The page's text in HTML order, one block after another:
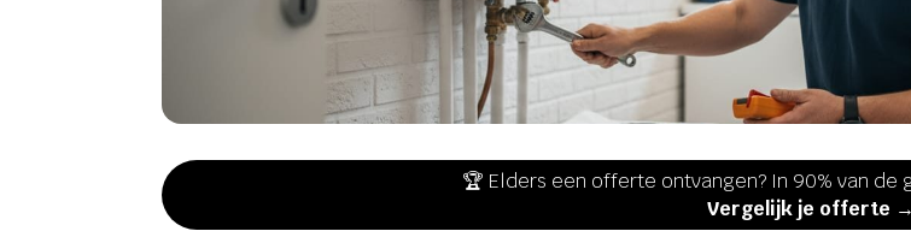
🏆 Elders een offerte ontvangen? In 90% van
Vergelijk je offerte →